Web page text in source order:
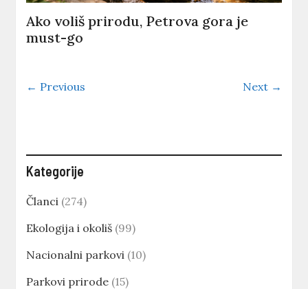
Ako voliš prirodu, Petrova gora je
must-go
← Previous Next →
Kategorije
Članci (274)
Ekologija i okoliš (99)
Nacionalni parkovi (10)
Parkovi prirode (15)